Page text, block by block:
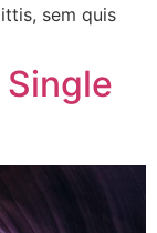
sem quis